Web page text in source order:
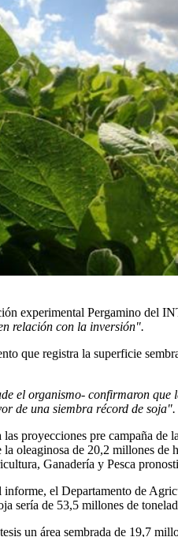
experimental Pergamino del
relación con la inversión".
que registra la superficie
el organismo- confirmaron
de una siembra récord de soja".
proyecciones pre campaña de
oleaginosa de 20,2 millones de
Ganadería y Pesca
informe, el Departamento de
sería de 53,5 millones de
un área sembrada de 19,7